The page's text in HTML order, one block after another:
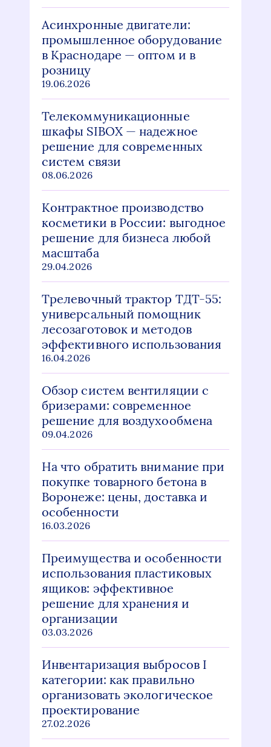
Асинхронные двигатели:
промышленное оборудование
в Краснодаре — оптом и в
розницу
19.06.2026
Телекоммуникационные
шкафы SIBOX — надежное
решение для современных
систем связи
08.06.2026
Контрактное производство
косметики в России: выгодное
решение для бизнеса любой
масштаба
29.04.2026
Трелевочный трактор ТДТ-55:
универсальный помощник
лесозаготовок и методов
эффективного использования
16.04.2026
Обзор систем вентиляции с
бризерами: современное
решение для воздухообмена
09.04.2026
На что обратить внимание при
покупке товарного бетона в
Воронеже: цены, доставка и
особенности
16.03.2026
Преимущества и особенности
использования пластиковых
ящиков: эффективное
решение для хранения и
организации
03.03.2026
Инвентаризация выбросов I
категории: как правильно
организовать экологическое
проектирование
27.02.2026